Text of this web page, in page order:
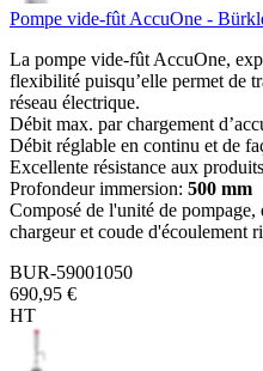
Pompe vide-fût AccuOne -
La pompe vide-fût AccuOne,
flexibilité puisqu’elle permet de
réseau électrique.
Débit max. par chargement
Débit réglable en continu et de
Excellente résistance aux
Profondeur immersion: 500 mm
Composé de l'unité de pompage,
chargeur et coude d'écoulement
BUR-59001050
690,95 €
HT